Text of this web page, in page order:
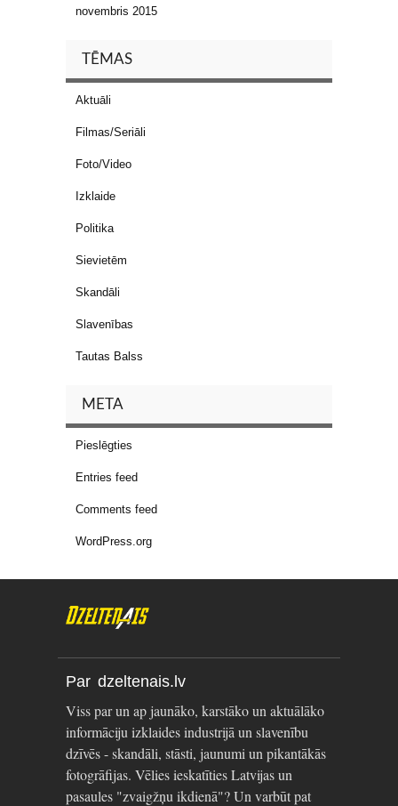
novembris 2015
TĒMAS
Aktuāli
Filmas/Seriāli
Foto/Video
Izklaide
Politika
Sievietēm
Skandāli
Slavenības
Tautas Balss
META
Pieslēgties
Entries feed
Comments feed
WordPress.org
Par dzeltenais.lv
Viss par un ap jaunāko, karstāko un aktuālāko
informāciju izklaides industrijā un slavenību
dzīvēs - skandāli, stāsti, jaunumi un pikantākās
fotogrāfijas. Vēlies ieskatīties Latvijas un
pasaules "zvaigžņu ikdienā"? Un varbūt pat